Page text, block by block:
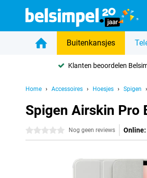
Buitenkansjes
Klanten beoordelen
Home Accessoires Hoesjes Spigen
Spigen Airskin Pro
0 sterren Nog geen reviews Online: